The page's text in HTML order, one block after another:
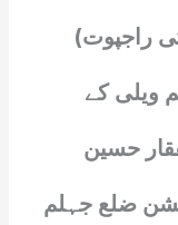
راجپوت)
ویلی کے
حسین
ضلع جہلم